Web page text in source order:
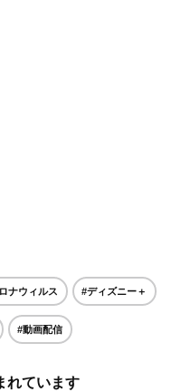
ナウィルス #ディズニー＋
#動画配信
れています